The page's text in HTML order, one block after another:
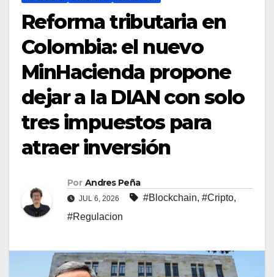
Reforma tributaria en
Colombia: el nuevo
MinHacienda propone
dejar a la DIAN con solo
tres impuestos para
atraer inversión
Por Andres Peña
JUL 6, 2026 #Blockchain, #Cripto,
#Regulacion